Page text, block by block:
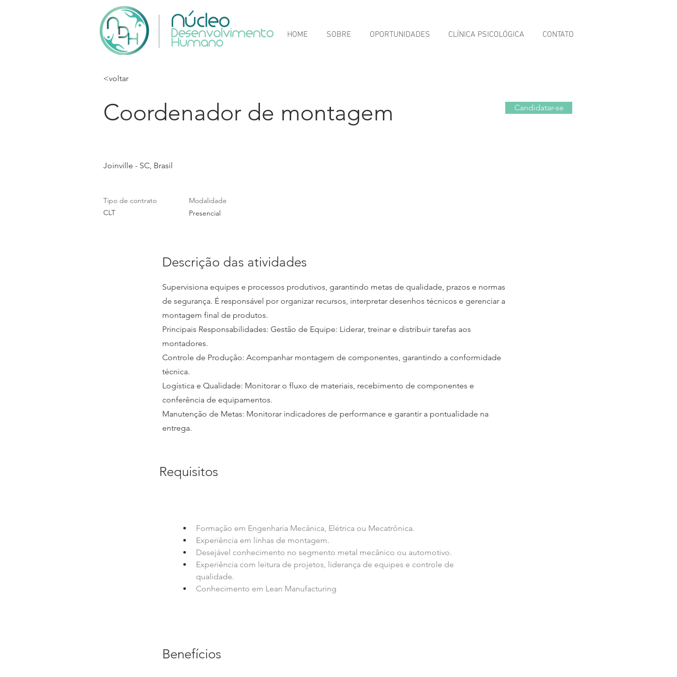
HOME SOBRE OPORTUNIDADES CLÍNICA PSICOLÓGICA CONTATO
<voltar
Coordenador de montagem Candidatar-se
Joinville - SC, Brasil
Tipo de contrato
CLT
Modalidade
Presencial
Descrição das atividades
Supervisiona equipes e processos produtivos, garantindo metas de qualidade, prazos e normas
de segurança. É responsável por organizar recursos, interpretar desenhos técnicos e gerenciar a
montagem final de produtos.
Principais Responsabilidades: Gestão de Equipe: Liderar, treinar e distribuir tarefas aos
montadores.
Controle de Produção: Acompanhar montagem de componentes, garantindo a conformidade
técnica.
Logística e Qualidade: Monitorar o fluxo de materiais, recebimento de componentes e
conferência de equipamentos.
Manutenção de Metas: Monitorar indicadores de performance e garantir a pontualidade na
entrega.
Requisitos
Formação em Engenharia Mecânica, Elétrica ou Mecatrônica.
Experiência em linhas de montagem.
Desejável conhecimento no segmento metal mecânico ou automotivo.
Experiência com leitura de projetos, liderança de equipes e controle de
qualidade.
Conhecimento em Lean Manufacturing
Benefícios